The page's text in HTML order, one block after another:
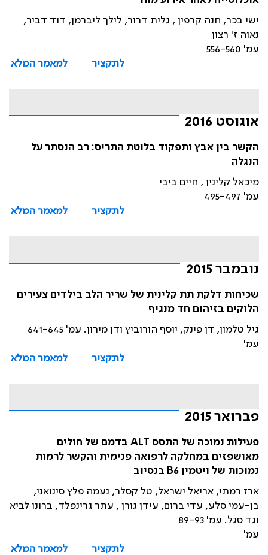
ישי בכר, חנה קרפין , גלית דרור, לילך ליברמן, דוד דביר,
נאוה ז' רצון
עמ' 556-560
לתקציר
למאמר המלא
אוגוסט 2016
הקשר בין אבץ ותפקוד בלוטת התריס: רב הנסתר על
הנגלה
מיכאל קלינין , חיים ביבי
עמ' 495-497
לתקציר
למאמר המלא
נובמבר 2015
שכיחות דלקת תת קלינית של שריר הלב בילדים צעירים
הלוקים בזיהום חד מנגיף
גיל טלמון, דן פינק, יוסף הורוביץ ודן מירון. עמ' 641-645
עמ'
לתקציר
למאמר המלא
פברואר 2015
פעילות נמוכה של התסס ALT בדמם של חולים
מאושפזים במחלקה לרפואה פנימית והקשר לרמות
נמוכות של ויטמין B6 בנסיוב
ארז רמתי, אריאל ישראל, טל קסלר, נעמה פלץ סינואני,
בן-עמי סלע, עדי ברום, עידן גורן , עתר גרינפלד, ברונו לביא
וגד סגל. עמ' 89-93
עמ'
לתקציר
למאמר המלא